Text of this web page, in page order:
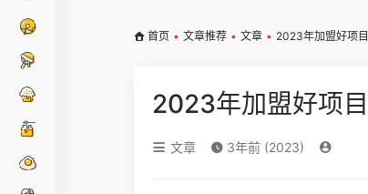
首页 • 文章推荐 • 文章 • 2023年加盟好项
2023年加盟好项
文章 3年前 (2023)